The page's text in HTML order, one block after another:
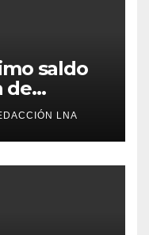
saldo
de
entre los
LNA